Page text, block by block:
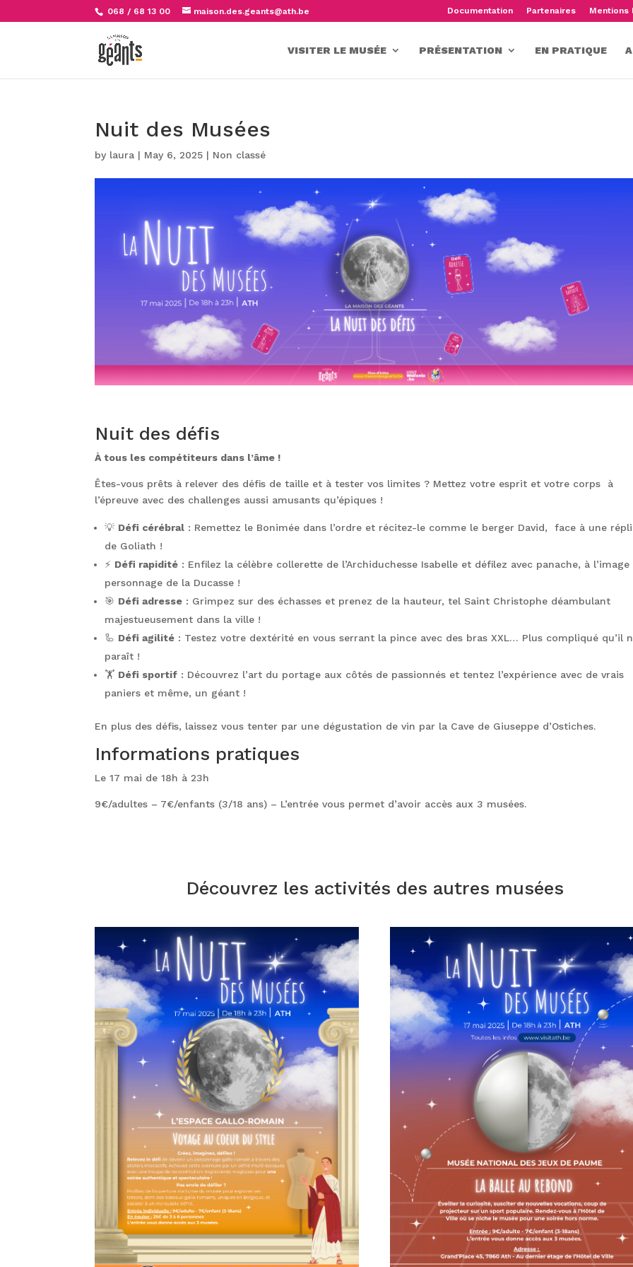
068 / 68 13 00 maison.des.geants@ath.be Documentation Partenaires Mentions
VISITER LE MUSÉE PRÉSENTATION EN PRATIQUE
Nuit des Musées
by laura | May 6, 2025 | Non classé
Nuit des défis
À tous les compétiteurs dans l’âme !
Êtes-vous prêts à relever des défis de taille et à tester vos limites ? Mettez votre esprit et votre corps à
l’épreuve avec des challenges aussi amusants qu’épiques !
💡 Défi cérébral : Remettez le Bonimée dans l’ordre et récitez-le comme le berger David, face à une
de Goliath !
⚡ Défi rapidité : Enfilez la célèbre collerette de l’Archiduchesse Isabelle et défilez avec panache, à l’image
personnage de la Ducasse !
🎯 Défi adresse : Grimpez sur des échasses et prenez de la hauteur, tel Saint Christophe déambulant
majestueusement dans la ville !
🦾 Défi agilité : Testez votre dextérité en vous serrant la pince avec des bras XXL… Plus compliqué qu’il
paraît !
🏋️ Défi sportif : Découvrez l’art du portage aux côtés de passionnés et tentez l’expérience avec de vrais
paniers et même, un géant !
En plus des défis, laissez vous tenter par une dégustation de vin par la Cave de Giuseppe d’Ostiches.
Informations pratiques
Le 17 mai de 18h à 23h
9€/adultes – 7€/enfants (3/18 ans) – L’entrée vous permet d’avoir accès aux 3 musées.
Découvrez les activités des autres musées